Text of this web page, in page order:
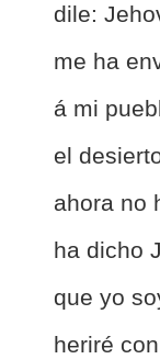
dile:
me ha
á mi
el
ahora no
ha dicho
que yo
heriré